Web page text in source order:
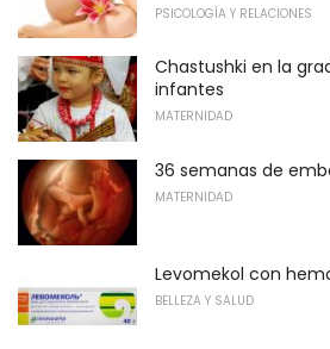
PSICOLOGÍA Y RELACIONES
Chastushki en la
infantes
MATERNIDAD
36 semanas de
MATERNIDAD
Levomekol con
BELLEZA Y SALUD